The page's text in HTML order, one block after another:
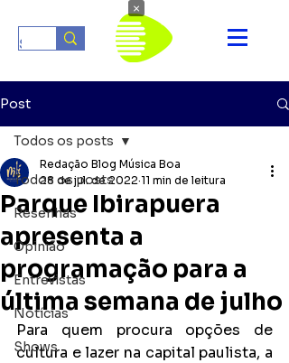
Post
Todos os posts
Resenhas
Opinião
Entrevistas
Notícias
Shows
Todos os posts
Parque Ibirapuera
apresenta a
programação para a
última semana de julho
Redação Blog Música Boa
28 de jul. de 2022 11 min de leitura
Para quem procura opções de
cultura e lazer na capital paulista, a
×